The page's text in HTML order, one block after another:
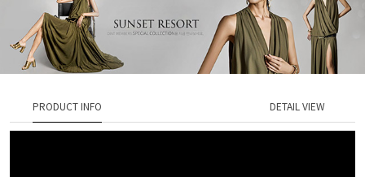
PRODUCT INFO DETAIL VIEW